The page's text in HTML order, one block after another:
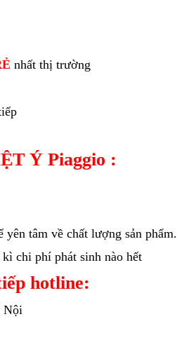
nhất thị trường
Ý Piaggio :
yên tâm về chất lượng sản phẩm.
chi phí phát sinh nào hết
hotline:
Nội